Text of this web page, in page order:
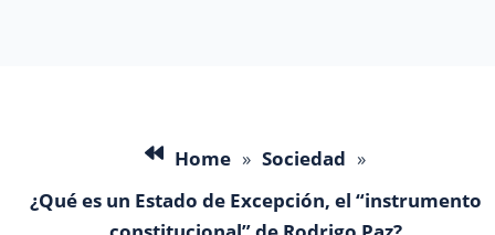
Home » Sociedad »
¿Qué es un Estado de Excepción, el “instrumento